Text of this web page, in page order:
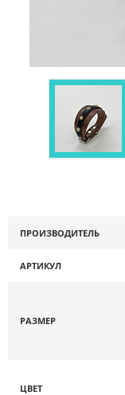
ПРОИЗВОДИТЕЛЬ
АРТИКУЛ
РАЗМЕР
ЦВЕТ